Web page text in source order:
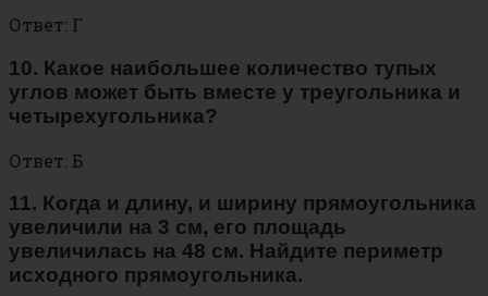
Ответ: Г
10. Какое наибольшее количество тупых
углов может быть вместе у треугольника и
четырехугольника?
Ответ: Б
11. Когда и длину, и ширину прямоугольника
увеличили на 3 см, его площадь
увеличилась на 48 см. Найдите периметр
исходного прямоугольника.